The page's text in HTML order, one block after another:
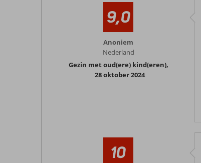
9,0
Anoniem
Nederland
Gezin met oud(ere) kind(eren),
28 oktober 2024
10